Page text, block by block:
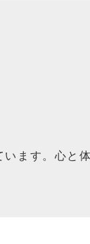
ます。心と